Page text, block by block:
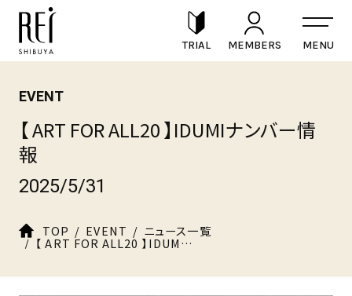
TRIAL MEMBERS
EVENT
【 ART FOR ALL20 】IDUMIナンバー情
報
2025/5/31
TOP EVENT ニュース一覧
【 ART FOR ALL20 】IDUMIナンバー情報